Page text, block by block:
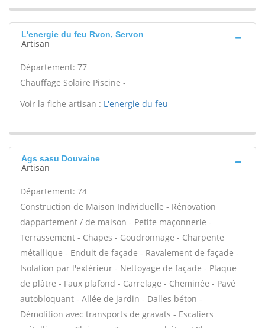
L'energie du feu Rvon, Servon
Artisan
Département: 77
Chauffage Solaire Piscine -
Voir la fiche artisan : L'energie du feu
Ags sasu Douvaine
Artisan
Département: 74
Construction de Maison Individuelle - Rénovation
dappartement / de maison - Petite maçonnerie -
Terrassement - Chapes - Goudronnage - Charpente
métallique - Enduit de façade - Ravalement de façade -
Isolation par l'extérieur - Nettoyage de façade - Plaque
de plâtre - Faux plafond - Carrelage - Cheminée - Pavé
autobloquant - Allée de jardin - Dalles béton -
Démolition avec transports de gravats - Escaliers